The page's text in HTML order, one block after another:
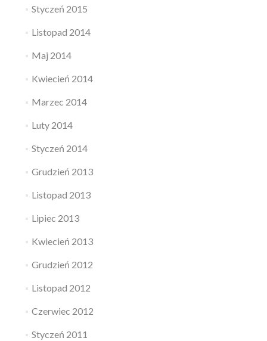
Styczeń 2015
Listopad 2014
Maj 2014
Kwiecień 2014
Marzec 2014
Luty 2014
Styczeń 2014
Grudzień 2013
Listopad 2013
Lipiec 2013
Kwiecień 2013
Grudzień 2012
Listopad 2012
Czerwiec 2012
Styczeń 2011